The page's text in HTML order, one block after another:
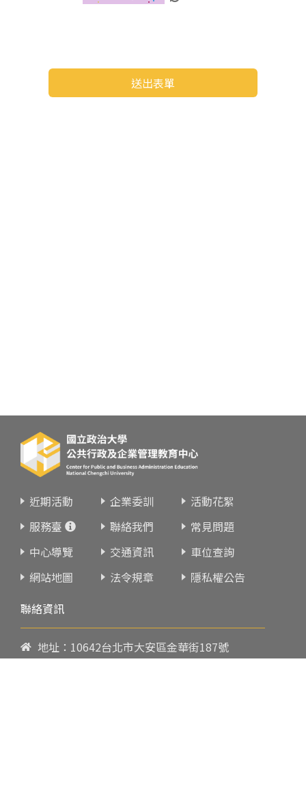
送出表單
近期活動 企業委訓
活動花絮
服務臺
聯絡我們
常見問題
中心導覽
交通資訊
車位查詢
網站地圖
法令規章
隱私權公告
聯絡資訊
地址：10642台北市大安區金華街187號